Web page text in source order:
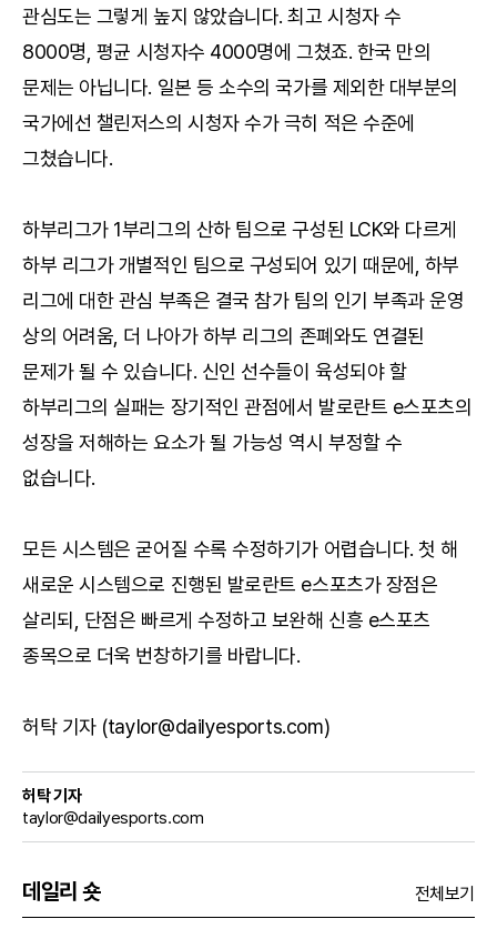
관심도는 그렇게 높지 않았습니다. 최고 시청자 수
8000명, 평균 시청자수 4000명에 그쳤죠. 한국 만의
문제는 아닙니다. 일본 등 소수의 국가를 제외한 대부분의
국가에선 챌린저스의 시청자 수가 극히 적은 수준에
그쳤습니다.
하부리그가 1부리그의 산하 팀으로 구성된 LCK와 다르게
하부 리그가 개별적인 팀으로 구성되어 있기 때문에, 하부
리그에 대한 관심 부족은 결국 참가 팀의 인기 부족과 운영
상의 어려움, 더 나아가 하부 리그의 존폐와도 연결된
문제가 될 수 있습니다. 신인 선수들이 육성되야 할
하부리그의 실패는 장기적인 관점에서 발로란트 e스포츠의
성장을 저해하는 요소가 될 가능성 역시 부정할 수
없습니다.
모든 시스템은 굳어질 수록 수정하기가 어렵습니다. 첫 해
새로운 시스템으로 진행된 발로란트 e스포츠가 장점은
살리되, 단점은 빠르게 수정하고 보완해 신흥 e스포츠
종목으로 더욱 번창하기를 바랍니다.
허탁 기자 (taylor@dailyesports.com)
허탁 기자
taylor@dailyesports.com
데일리 숏 전체보기